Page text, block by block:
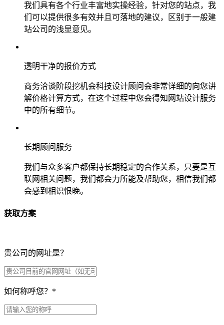
我们具有各个行业丰富地实操经验，针对您的站点，我
们可以提供很多有效并且可落地的建议，区别于一般建
站公司的浅显意见。
透明干净的报价方式
商务洽谈阶段挖机会科技设计顾问会非常详细的向您讲
解价格计算方式，在这个过程中您会得知网站设计服务
中的所有细节。
长期顾问服务
我们与众多客户都保持长期稳定的合作关系，只要是互
联网相关问题，我们都会力所能及帮助您，相信我们都
会感到相识恨晚。
获取方案
贵公司的网址是？
如何称呼您？ *